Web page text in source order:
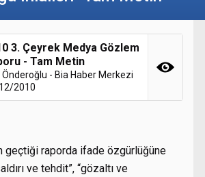
3. Çeyrek Medya Gözlem
- Tam Metin
Önderoğlu - Bia Haber Merkezi
2010
geçtiği raporda ifade özgürlüğüne
ve tehdit”, “gözaltı ve